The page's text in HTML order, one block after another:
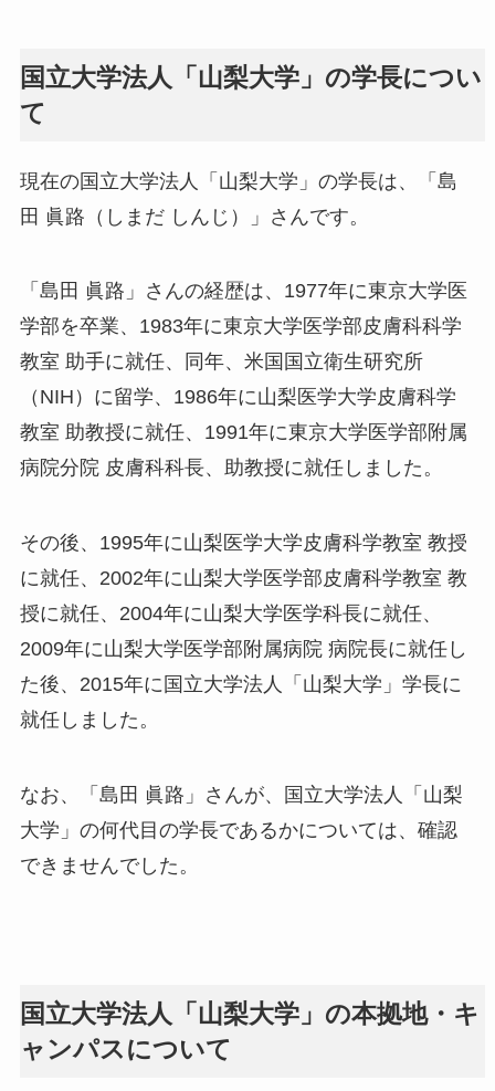
国立大学法人「山梨大学」の学長につい
て
現在の国立大学法人「山梨大学」の学長は、「島
田 眞路（しまだ しんじ）」さんです。
「島田 眞路」さんの経歴は、1977年に東京大学医
学部を卒業、1983年に東京大学医学部皮膚科科学
教室 助手に就任、同年、米国国立衛生研究所
（NIH）に留学、1986年に山梨医学大学皮膚科学
教室 助教授に就任、1991年に東京大学医学部附属
病院分院 皮膚科科長、助教授に就任しました。
その後、1995年に山梨医学大学皮膚科学教室 教授
に就任、2002年に山梨大学医学部皮膚科学教室 教
授に就任、2004年に山梨大学医学科長に就任、
2009年に山梨大学医学部附属病院 病院長に就任し
た後、2015年に国立大学法人「山梨大学」学長に
就任しました。
なお、「島田 眞路」さんが、国立大学法人「山梨
大学」の何代目の学長であるかについては、確認
できませんでした。
国立大学法人「山梨大学」の本拠地・キ
ャンパスについて